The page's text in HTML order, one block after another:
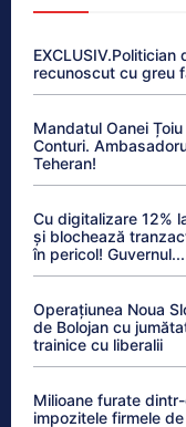
recunoscut cu greu
Mandatul Oanei
Conturi.
Teheran!
Cu digitalizare 12%
și blochează
în pericol! Guvernul...
Operațiunea Noua
de Bolojan cu
trainice cu liberalii
Milioane furate
impozitele firmele